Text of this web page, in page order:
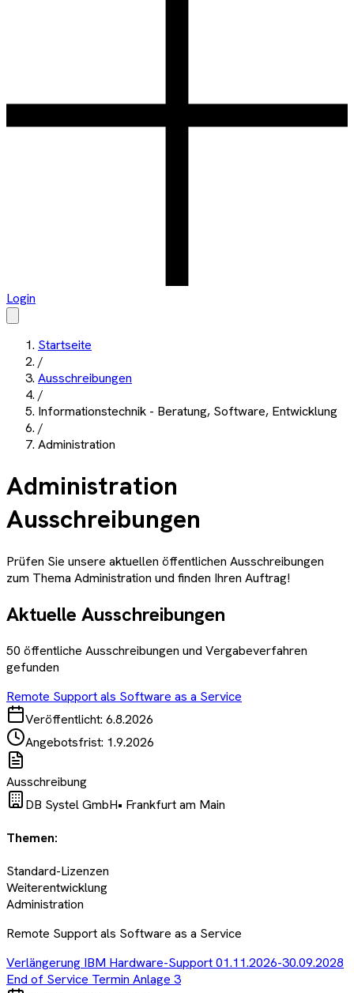
Login
Startseite
/
Ausschreibungen
/
Informationstechnik - Beratung, Software, Entwicklung
/
Administration
Administration
Ausschreibungen
Prüfen Sie unsere aktuellen öffentlichen Ausschreibungen
zum Thema Administration und finden Ihren Auftrag!
Aktuelle Ausschreibungen
50 öffentliche Ausschreibungen und Vergabeverfahren
gefunden
Remote Support als Software as a Service
Veröffentlicht: 6.8.2026
Angebotsfrist: 1.9.2026
Ausschreibung
DB Systel GmbH• Frankfurt am Main
Themen:
Standard-Lizenzen
Weiterentwicklung
Administration
Remote Support als Software as a Service
Verlängerung IBM Hardware-Support 01.11.2026-30.09.2028
End of Service Termin Anlage 3